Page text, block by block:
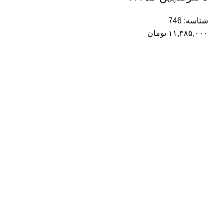
شناسه: 746
۱۱,۳۸۵,۰۰۰ تومان